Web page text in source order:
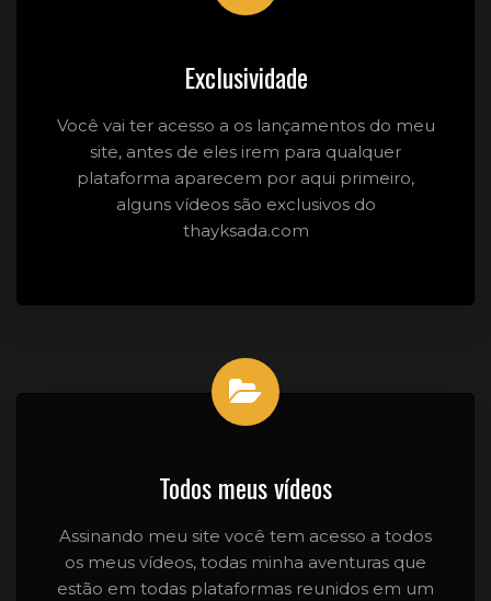
Exclusividade
Você vai ter acesso a os lançamentos do meu
site, antes de eles irem para qualquer
plataforma aparecem por aqui primeiro,
alguns vídeos são exclusivos do
thayksada.com
Todos meus vídeos
Assinando meu site você tem acesso a todos
os meus vídeos, todas minha aventuras que
estão em todas plataformas reunidos em um